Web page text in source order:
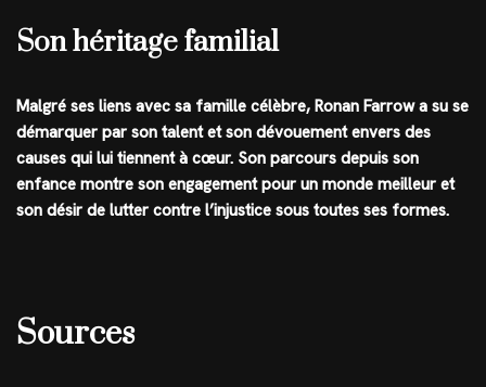
Son héritage familial
Malgré ses liens avec sa famille célèbre, Ronan Farrow a su se
démarquer par son talent et son dévouement envers des
causes qui lui tiennent à cœur. Son parcours depuis son
enfance montre son engagement pour un monde meilleur et
son désir de lutter contre l’injustice sous toutes ses formes.
Sources